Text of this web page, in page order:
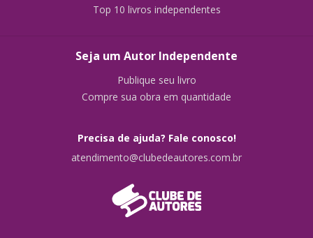
Top 10 livros independentes
Seja um Autor Independente
Publique seu livro
Compre sua obra em quantidade
Precisa de ajuda? Fale conosco!
atendimento@clubedeautores.com.br